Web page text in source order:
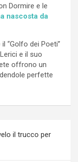
Dormire e le
nascosta da
“Golfo dei Poeti”
e il suo
offrono un
perfette
il trucco per